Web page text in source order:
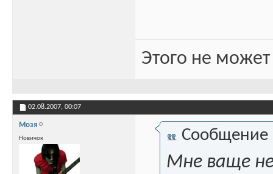
Этого не
02.08.2007, 00:07
Мозя
Новичок Сообщение
Мне ваще